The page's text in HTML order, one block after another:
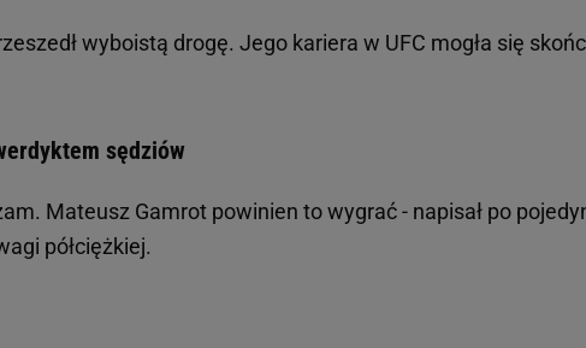
wyboistą drogę. Jego kariera w UFC mogła się
sędziów
Mateusz Gamrot powinien to wygrać - napisał po
półciężkiej.